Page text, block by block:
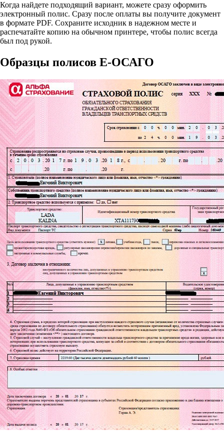
Когда найдете подходящий вариант, можете сразу оформить
электронный полис. Сразу после оплаты вы получите документ
в формате PDF. Сохраните исходник в надежном месте и
распечатайте копию на обычном принтере, чтобы полис всегда
был под рукой.
Образцы полисов E-ОСАГО